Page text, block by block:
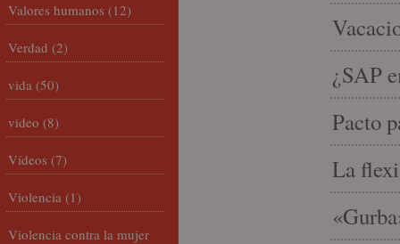
¿SAP
Pacto
La
Valores humanos (12)
Verdad (2)
vida (50)
video (8)
Vídeos (7)
Violencia (1)
Violencia contra la mujer